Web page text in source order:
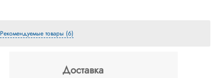
Рекомендуемые товары (6)
Доставка